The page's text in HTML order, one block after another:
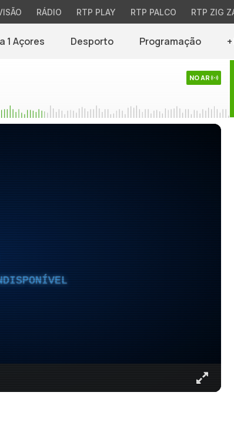
RÁDIO RTP PLAY RTP PALCO RTP ZIG
1 Açores Desporto Programação
NO AR